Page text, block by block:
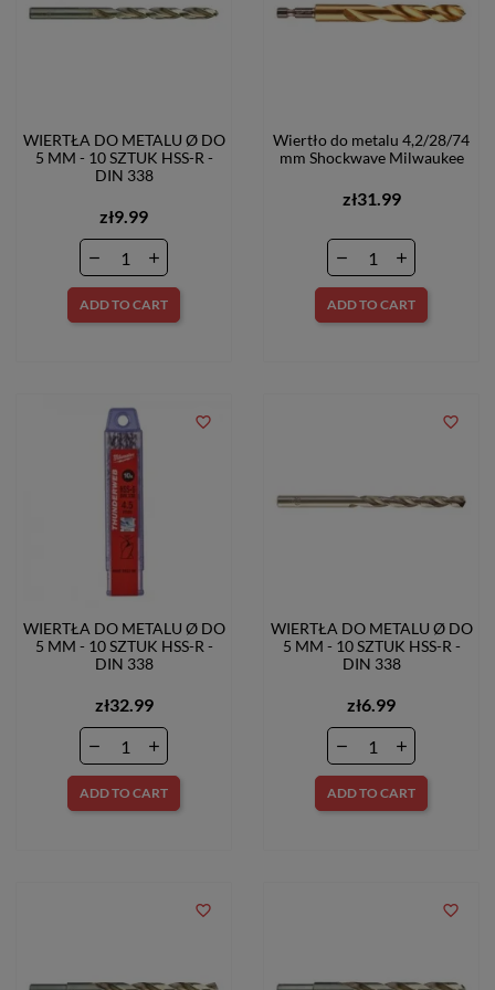
WIERTŁA DO METALU Ø DO
5 MM - 10 SZTUK HSS-R -
DIN 338
zł9.99
ADD TO CART
Wiertło do metalu 4,2/28/74
mm Shockwave Milwaukee
zł31.99
ADD TO CART
WIERTŁA DO METALU Ø DO
5 MM - 10 SZTUK HSS-R -
DIN 338
zł32.99
ADD TO CART
favorite_border
WIERTŁA DO METALU Ø DO
5 MM - 10 SZTUK HSS-R -
DIN 338
zł6.99
ADD TO CART
favorite_border
favorite_border favorite_border